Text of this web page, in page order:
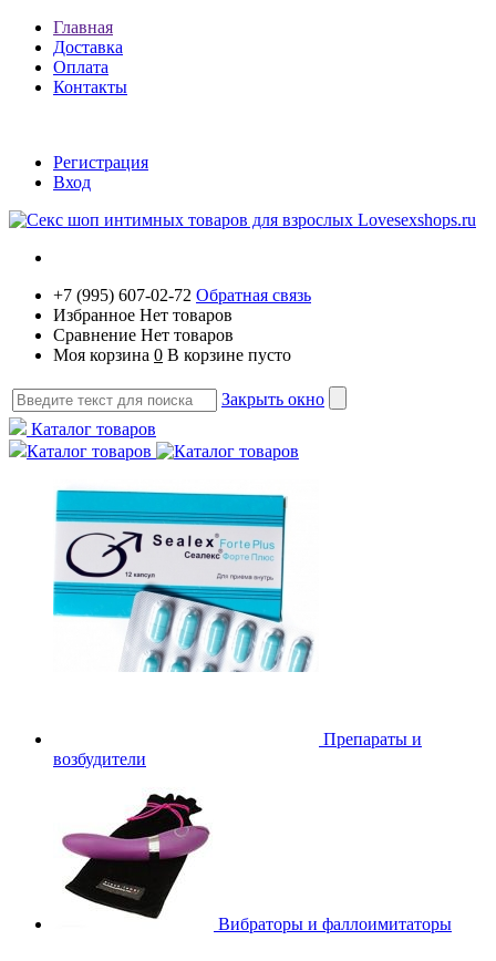
Главная
Доставка
Оплата
Контакты
Регистрация
Вход
+7 (995) 607-02-72 Обратная связь
Избранное Нет товаров
Сравнение Нет товаров
Моя корзина 0 В корзине пусто
Закрыть окно
Каталог товаров
Каталог товаров
Препараты и
возбудители
Вибраторы и фаллоимитаторы